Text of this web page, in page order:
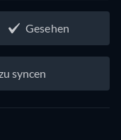
Gesehen
syncen